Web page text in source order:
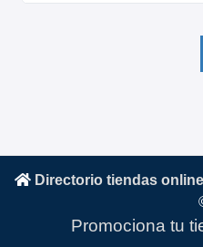
Directorio tiendas online
Promociona tu